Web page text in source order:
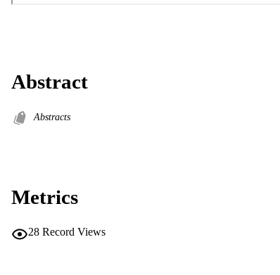
Abstract
Abstracts
Metrics
28 Record Views